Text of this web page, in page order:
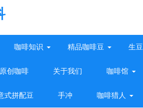
咖啡知识 精品咖啡豆 生豆
原创咖啡 关于我们 咖啡馆
式拼配豆 手冲 咖啡猎人